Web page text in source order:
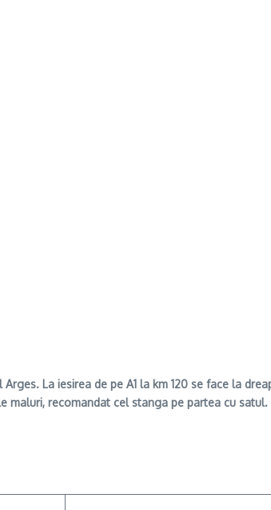
La iesirea de pe A1 la km 120 se face la
maluri, recomandat cel stanga pe partea cu